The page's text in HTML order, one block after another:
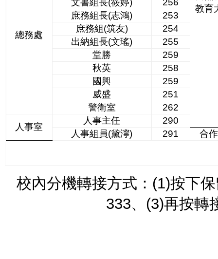
教育
總務處
文書組長(筱婷)
256
庶務組長(志鴻)
253
庶務組(筑友)
254
出納組長(文瑤)
255
堂勝
259
秋英
258
國興
259
威盛
251
警衛室
262
人事室
人事主任
290
人事組員(黛濘)
291 合
校內分機轉接方式： (1)按下
333、 (3)再按轉